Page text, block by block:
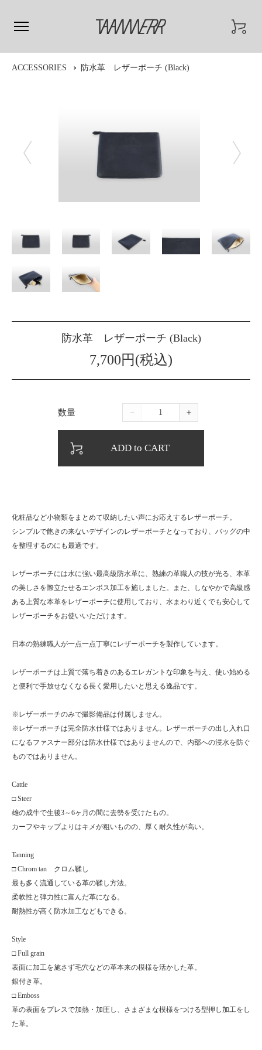
ACCESSORIES 防水革 レザーポーチ (Black)
防水革 レザーポーチ (Black)
7,700円(税込)
数量 － ＋
ADD to CART
化粧品など小物類をまとめて収納したい声にお応えするレザーポーチ。
シンプルで飽きの来ないデザインのレザーポーチとなっており、バッグの中
を整理するのにも最適です。
レザーポーチには水に強い最高級防水革に、熟練の革職人の技が光る、本革
の美しさを際立たせるエンボス加工を施しました。また、しなやかで高級感
ある上質な本革をレザーポーチに使用しており、水まわり近くでも安心して
レザーポーチをお使いいただけます。
日本の熟練職人が一点一点丁寧にレザーポーチを製作しています。
レザーポーチは上質で落ち着きのあるエレガントな印象を与え、使い始める
と便利で手放せなくなる長く愛用したいと思える逸品です。
※レザーポーチのみで撮影備品は付属しません。
※レザーポーチは完全防水仕様ではありません。レザーポーチの出し入れ口
になるファスナー部分は防水仕様ではありませんので、内部への浸水を防ぐ
ものではありません。
Cattle
□ Steer
雄の成牛で生後3～6ヶ月の間に去勢を受けたもの。
カーフやキップよりはキメが粗いものの、厚く耐久性が高い。
Tanning
□ Chrom tan クロム鞣し
最も多く流通している革の鞣し方法。
柔軟性と弾力性に富んだ革になる。
耐熱性が高く防水加工などもできる。
Style
□ Full grain
表面に加工を施さず毛穴などの革本来の模様を活かした革。
銀付き革。
□ Emboss
革の表面をプレスで加熱・加圧し、さまざまな模様をつける型押し加工をし
た革。